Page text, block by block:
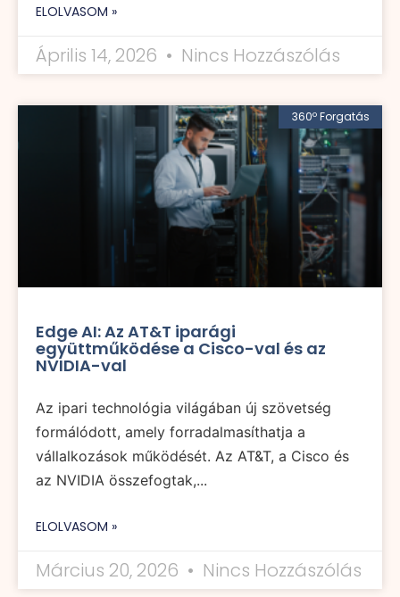
ELOLVASOM »
Április 14, 2026 Nincs Hozzászólás
360º Forgatás
Edge AI: Az AT&T iparági
együttműködése a Cisco-val és az
NVIDIA-val
Az ipari technológia világában új szövetség
formálódott, amely forradalmasíthatja a
vállalkozások működését. Az AT&T, a Cisco és
az NVIDIA összefogtak,...
ELOLVASOM »
Március 20, 2026 Nincs Hozzászólás